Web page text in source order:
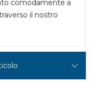
comodamente a
il nostro